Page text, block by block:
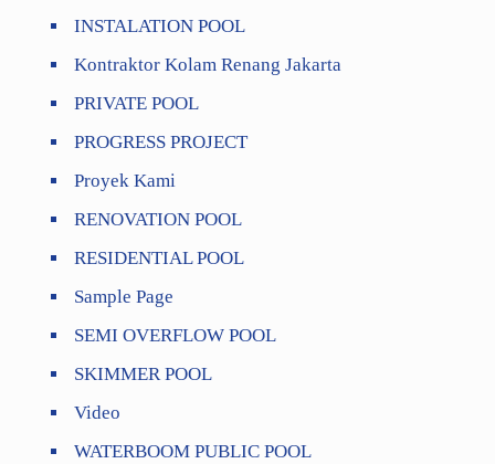
INSTALATION POOL
Kontraktor Kolam Renang Jakarta
PRIVATE POOL
PROGRESS PROJECT
Proyek Kami
RENOVATION POOL
RESIDENTIAL POOL
Sample Page
SEMI OVERFLOW POOL
SKIMMER POOL
Video
WATERBOOM PUBLIC POOL